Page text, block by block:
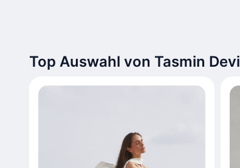
Top Auswahl von Tasmin Devi